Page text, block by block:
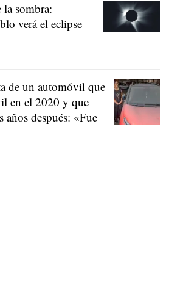
sombra:
verá el eclipse
de un automóvil que
en el 2020 y que
después: «Fue